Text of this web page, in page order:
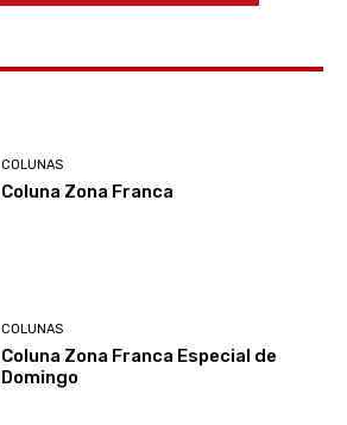
COLUNAS
Coluna Zona Franca
COLUNAS
Coluna Zona Franca Especial de
Domingo